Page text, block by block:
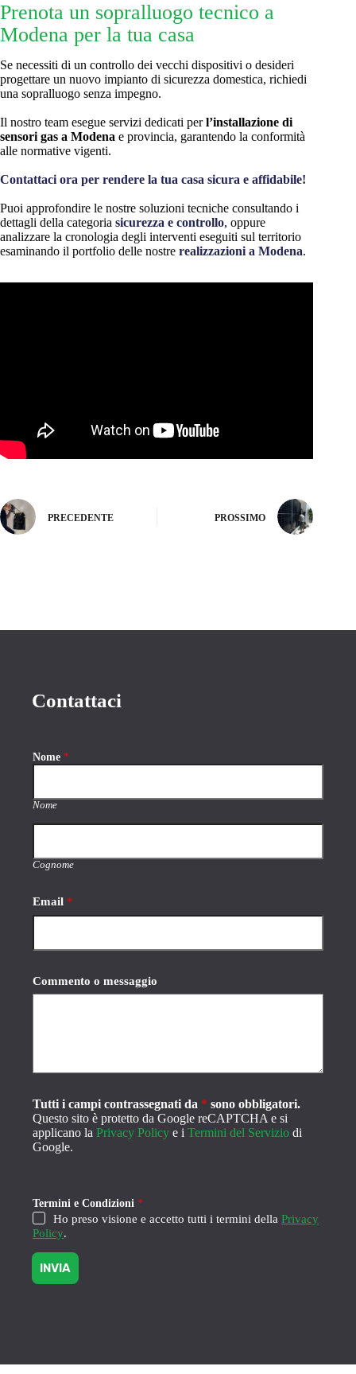
37/08
CEI 64-8
UNI EN 50194
UNI EN 50291
Prenota un sopralluogo tecnico a
Modena per la tua casa
Se necessiti di un controllo dei vecchi dispositivi o desideri
progettare un nuovo impianto di sicurezza domestica, richiedi
una sopralluogo senza impegno.
Il nostro team esegue servizi dedicati perl’installazione di
sensori gas a Modena e provincia, garantendo la conformità
alle normative vigenti.
Contattaci ora per rendere la tua casa sicura e affidabile!
Puoi approfondire le nostre soluzioni tecniche consultando i
dettagli della categoria sicurezza e controllo, oppure
analizzare la cronologia degli interventi eseguiti sul territorio
esaminando il portfolio delle nostre realizzazioni a Modena.
PRECEDENTE PROSSIMO
Contattaci
Nome *
Nome
Cognome
Email *
m
a
i
*
Commento o messaggio
Tutti i campi contrassegnati da * sono obbligatori.
Questo sito è protetto da Google reCAPTCHA e si
applicano laPrivacy Policy e iTermini del Servizio di
Google.
Termini e Condizioni *
Ho preso visione e accetto tutti i termini dellaPrivacy
Policy.
INVIA